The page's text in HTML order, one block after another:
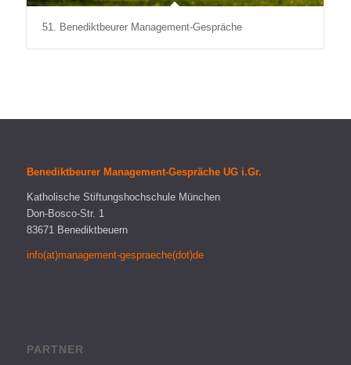
51. Benediktbeurer Management-Gespräche
Benediktbeurer Management-Gespräche UG i.Gr.
Katholische Stiftungshochschule München
Don-Bosco-Str. 1
83671 Benediktbeuern
info(at)management-gespraeche(dot)de
PARTNER